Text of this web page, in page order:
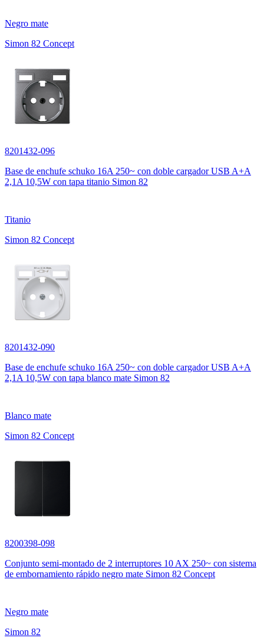
Negro mate
Simon 82 Concept
8201432-096
Base de enchufe schuko 16A 250~ con doble cargador USB A+A
2,1A 10,5W con tapa titanio Simon 82
Titanio
Simon 82 Concept
8201432-090
Base de enchufe schuko 16A 250~ con doble cargador USB A+A
2,1A 10,5W con tapa blanco mate Simon 82
Blanco mate
Simon 82 Concept
8200398-098
Conjunto semi-montado de 2 interruptores 10 AX 250~ con sistema
de embornamiento rápido negro mate Simon 82 Concept
Negro mate
Simon 82